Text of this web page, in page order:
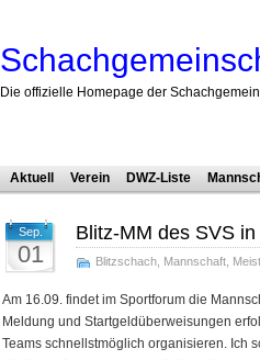
Die offizielle Homepage der
Aktuell Verein DWZ-Liste
Sep.
01
Blitz-MM des SVS
Blitzschach Mannschaft
Am 16.09. findet im Sportforum die
Meldung und Startgeldüberweisungen
Teams schnellstmöglich organisieren. Ich